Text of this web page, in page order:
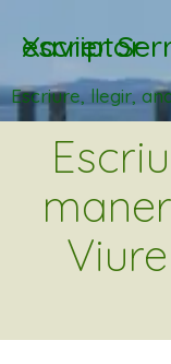
Xavier Serrahima: escriptor
Escriure, llegir,